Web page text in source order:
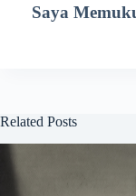
Related Posts